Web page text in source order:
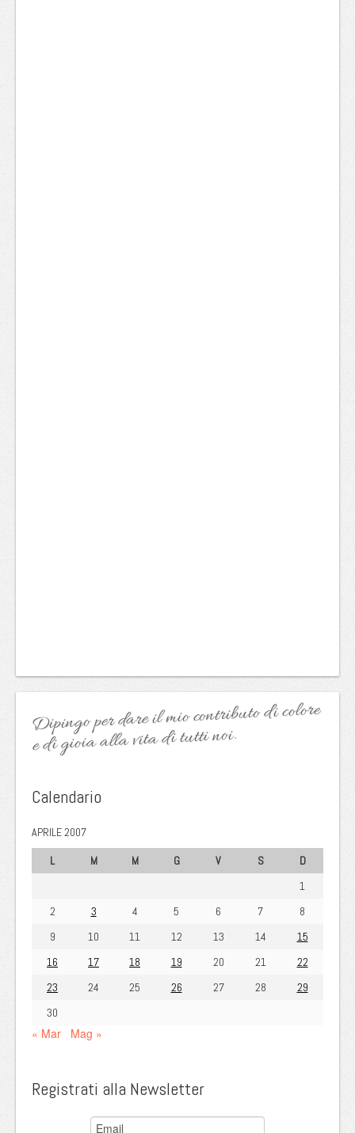
Dipingo per dare il mio contributo di colore
e di gioia alla vita di tutti noi.
Calendario
APRILE 2007
L
M M G V S
D
1
2
3 4 5 6 7
8
9
10 11 12 13 14
15
16
17 18 19 20 21
22
23
24 25 26 27 28
29
30
« Mar Mag »
Registrati alla Newsletter